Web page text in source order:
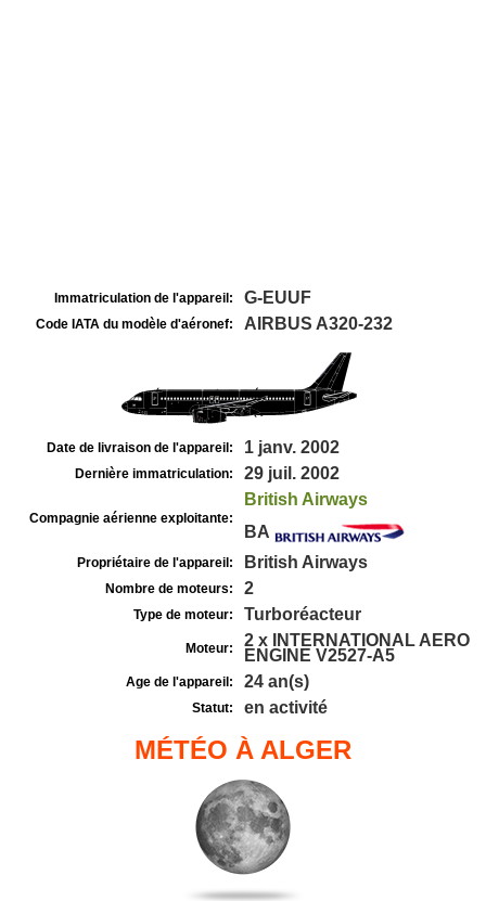
Immatriculation de l'appareil: G-EUUF
Code IATA du modèle d'aéronef: AIRBUS A320-232
Date de livraison de l'appareil: 1 janv. 2002
Dernière immatriculation: 29 juil. 2002
Compagnie aérienne exploitante:
British Airways
BA
Propriétaire de l'appareil: British Airways
Nombre de moteurs: 2
Type de moteur: Turboréacteur
Moteur:
2 x INTERNATIONAL AERO
ENGINE V2527-A5
Age de l'appareil: 24 an(s)
Statut: en activité
MÉTÉO À ALGER